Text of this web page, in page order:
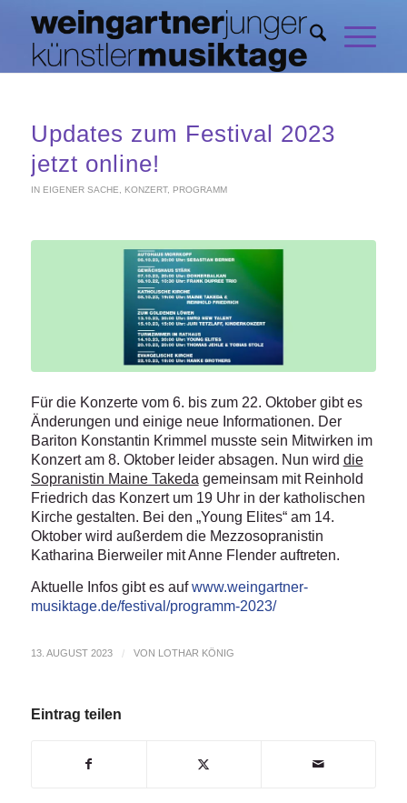
Updates zum Festival 2023
jetzt online!
IN EIGENER SACHE KONZERT, PROGRAMM
Für die Konzerte vom 6. bis zum 22. Oktober gibt es
Änderungen und einige neue Informationen. Der
Bariton Konstantin Krimmel musste sein Mitwirken im
Konzert am 8. Oktober leider absagen. Nun wird die
Sopranistin Maine Takeda gemeinsam mit Reinhold
Friedrich das Konzert um 19 Uhr in der katholischen
Kirche gestalten. Bei den „Young Elites“ am 14.
Oktober wird außerdem die Mezzosopranistin
Katharina Bierweiler mit Anne Flender auftreten.
Aktuelle Infos gibt es aufwww.weingartner-
musiktage.de/festival/programm-2023/
13. AUGUST 2023 / VON LOTHAR KÖNIG
Eintrag teilen